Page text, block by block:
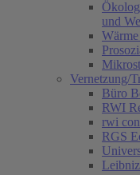
und
Vernetzung/
Büro
RWI
rwi
RGS